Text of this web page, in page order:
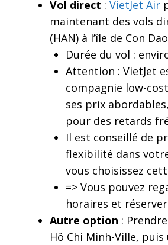
Vol direct : VietJet Air
maintenant des vols
(HAN) à l’île de Con
Durée du vol :
Attention : VietJet
compagnie low-
ses prix
pour des retards
Il est conseillé de
flexibilité dans
vous choisissez
=> Vous pouvez
horaires et réserver
Autre option :
Hô Chi Minh-Ville, puis